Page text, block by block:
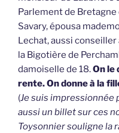
Parlement de
Savary, épousa
Lechat, aussi
la Bigotière de
damoiselle de 18.On le
rente. On donne à la
(Je suis impressionnée
aussi un billet sur ces
Toysonnier souligne la